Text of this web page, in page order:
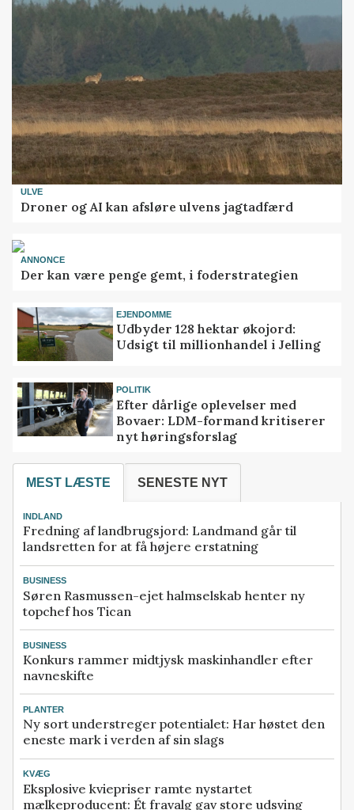
ULVE
Droner og AI kan afsløre ulvens jagtadfærd
ANNONCE
Der kan være penge gemt, i foderstrategien
EJENDOMME
Udbyder 128 hektar økojord:
Udsigt til millionhandel i Jelling
POLITIK
Efter dårlige oplevelser med
Bovaer: LDM-formand kritiserer
nyt høringsforslag
MEST LÆSTE SENESTE NYT
INDLAND
Fredning af landbrugsjord: Landmand går til
landsretten for at få højere erstatning
BUSINESS
Søren Rasmussen-ejet halmselskab henter ny
topchef hos Tican
BUSINESS
Konkurs rammer midtjysk maskinhandler efter
navneskifte
PLANTER
Ny sort understreger potentialet: Har høstet den
eneste mark i verden af sin slags
KVÆG
Eksplosive kviepriser ramte nystartet
mælkeproducent: Ét fravalg gav store udsving